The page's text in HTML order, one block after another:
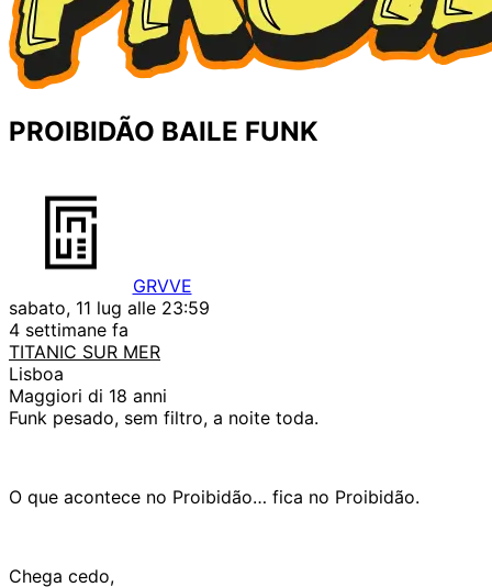
PROIBIDÃO BAILE FUNK
GRVVE
sabato, 11 lug alle 23:59
4 settimane fa
TITANIC SUR MER
Lisboa
Maggiori di 18 anni
Funk pesado, sem filtro, a noite toda.
O que acontece no Proibidão… fica no Proibidão.
Chega cedo,